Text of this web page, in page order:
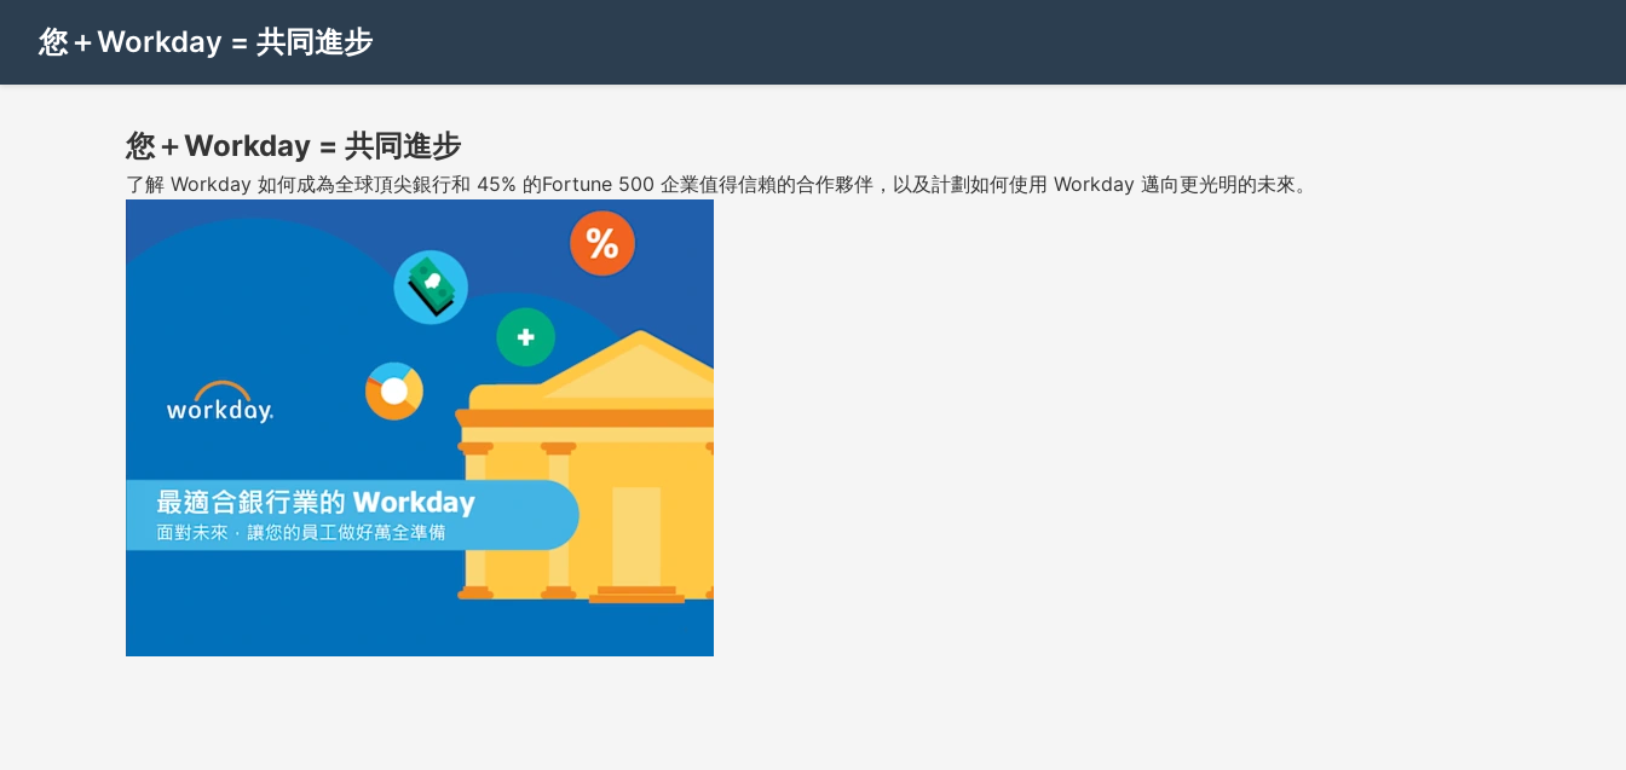
您＋Workday = 共同進步
您＋Workday = 共同進步
了解 Workday 如何成為全球頂尖銀行和 45% 的Fortune 500 企業值得信賴的合作夥伴，以及計劃如何使用 Workday 邁向更光明的未來。